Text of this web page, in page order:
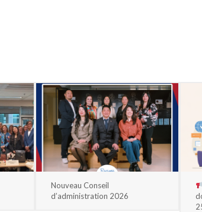
Nouveau Conseil
d’administration 2026